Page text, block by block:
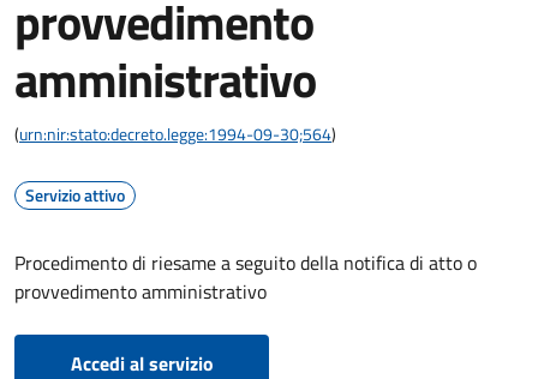
provvedimento
amministrativo
(urn:nir:stato:decreto.legge:1994-09-30;564)
Servizio attivo
Procedimento di riesame a seguito della notifica di atto o
provvedimento amministrativo
Accedi al servizio